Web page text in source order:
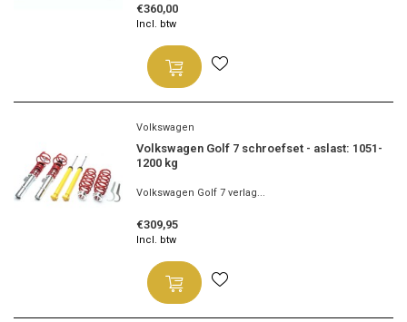
€360,00
Incl. btw
Volkswagen
Volkswagen Golf 7 schroefset - aslast: 1051-
1200 kg
Volkswagen Golf 7 verlag...
€309,95
Incl. btw